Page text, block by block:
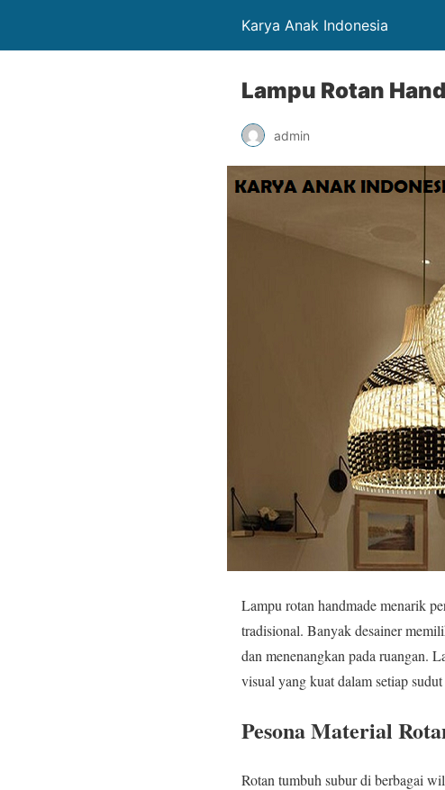
Karya Anak Indonesia
Lampu Rotan
admin
Lampu rotan handmade menarik
tradisional. Banyak desainer
dan menenangkan pada ruangan.
visual yang kuat dalam setiap
Pesona Material
Rotan tumbuh subur di berbagai